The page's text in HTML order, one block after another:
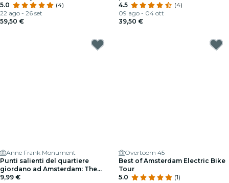
5.0
(4)
22 ago - 26 set
59,50 €
del mondo
4.5
(4)
09 ago - 04 ott
39,50 €
Anne Frank Monument
Punti salienti del quartiere
giordano ad Amsterdam: The
Cursed Houses - Gioco
9,99 €
Overtoom 45
Best of Amsterdam Electric Bike
Tour
5.0
(1)